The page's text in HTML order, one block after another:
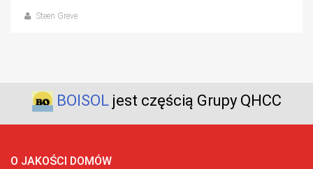
Steen Greve
BOISOLjest częścią Grupy QHCC
O JAKOŚCI DOMÓW